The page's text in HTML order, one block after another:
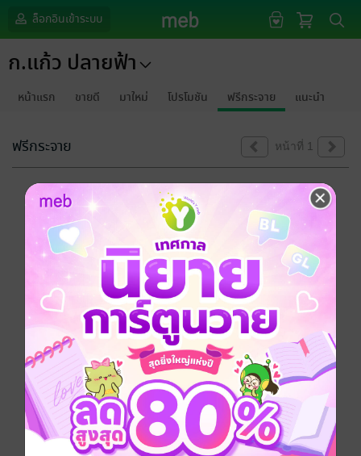
ล็อกอินเข้าระบบ
ก.แก้ว ปลายฟ้า
หน้าแรก ขายดี มาใหม่ โปรโมชัน ฟรีกระจาย แนะนำ
ฟรีกระจาย หน้าที่ 1
ขออภัยด้วยนะคะ
ไม่พบข้อมูลในหัวข้อที่คุณกำลังชมค่ะ